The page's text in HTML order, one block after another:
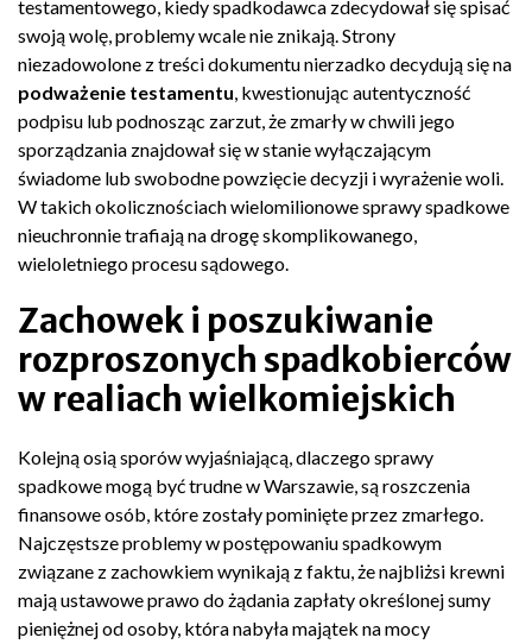
testamentowego, kiedy spadkodawca zdecydował się spisać
swoją wolę, problemy wcale nie znikają. Strony
niezadowolone z treści dokumentu nierzadko decydują się na
podważenie testamentu, kwestionując autentyczność
podpisu lub podnosząc zarzut, że zmarły w chwili jego
sporządzania znajdował się w stanie wyłączającym
świadome lub swobodne powzięcie decyzji i wyrażenie woli.
W takich okolicznościach wielomilionowe sprawy spadkowe
nieuchronnie trafiają na drogę skomplikowanego,
wieloletniego procesu sądowego.
Zachowek i poszukiwanie
rozproszonych spadkobierców
w realiach wielkomiejskich
Kolejną osią sporów wyjaśniającą, dlaczego sprawy
spadkowe mogą być trudne w Warszawie, są roszczenia
finansowe osób, które zostały pominięte przez zmarłego.
Najczęstsze problemy w postępowaniu spadkowym
związane z zachowkiem wynikają z faktu, że najbliżsi krewni
mają ustawowe prawo do żądania zapłaty określonej sumy
pieniężnej od osoby, która nabyła majątek na mocy